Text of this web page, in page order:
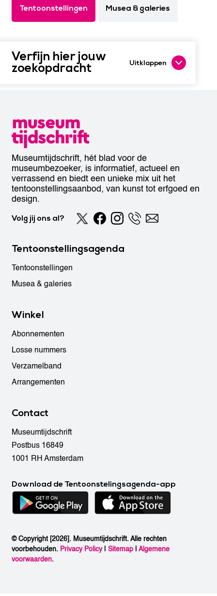
Tentoonstellingen Musea & galeries
Verfijn hier jouw
zoekopdracht Uitklappen
Museumtijdschrift, hét blad voor de
museumbezoeker, is informatief, actueel en
verrassend en biedt een unieke mix uit het
tentoonstellingsaanbod, van kunst tot erfgoed en
design.
Volg jij ons al?
Tentoonstellingsagenda
Tentoonstellingen
Musea & galeries
Winkel
Abonnementen
Losse nummers
Verzamelband
Arrangementen
Contact
Museumtijdschrift
Postbus 16849
1001 RH Amsterdam
Download de Tentoonstelingsagenda-app
© Copyright [2026]. Museumtijdschrift. Alle rechten
voorbehouden. Privacy Policy| Sitemap |Algemene
voorwaarden.